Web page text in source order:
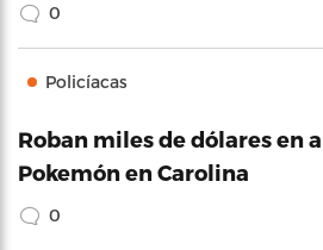
0
Policíacas
Roban miles de dólares en
Pokemón en Carolina
0